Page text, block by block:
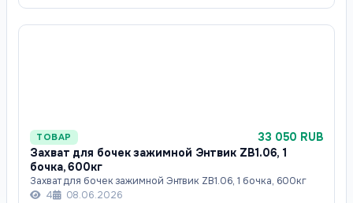
ТОВАР
33 050 RUB
Захват для бочек зажимной Энтвик ZB1.06, 1
бочка, 600кг
Захват для бочек зажимной Энтвик ZB1.06, 1 бочка, 600кг
4
08.06.2026